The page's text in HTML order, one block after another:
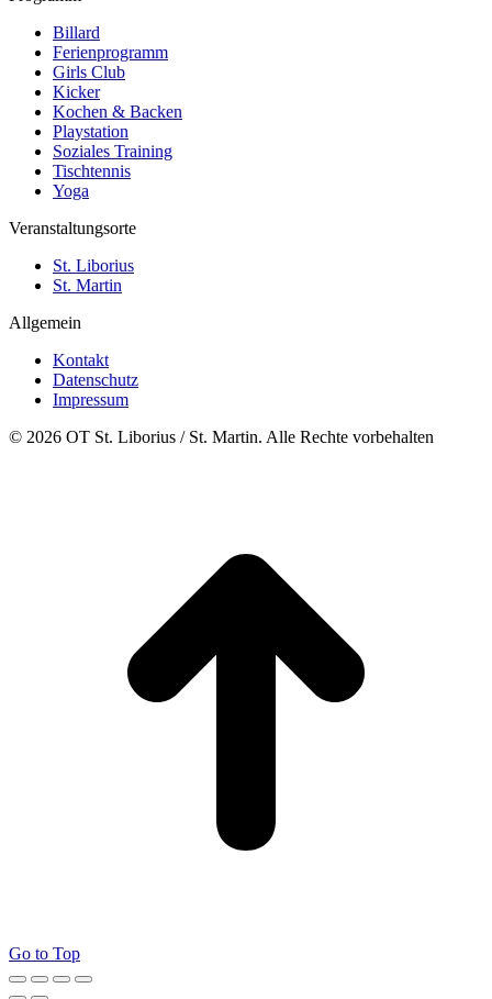
Billard
Ferienprogramm
Girls Club
Kicker
Kochen & Backen
Playstation
Soziales Training
Tischtennis
Yoga
Veranstaltungsorte
St. Liborius
St. Martin
Allgemein
Kontakt
Datenschutz
Impressum
© 2026 OT St. Liborius / St. Martin. Alle Rechte vorbehalten
Go to Top